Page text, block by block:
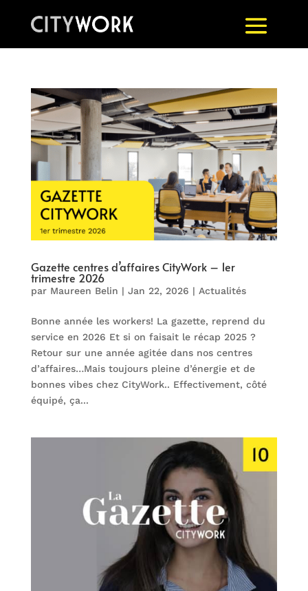
Gazette centres d’affaires CityWork – 1er
trimestre 2026
par Maureen Belin | Jan 22, 2026 | Actualités
Bonne année les workers! La gazette, reprend du
service en 2026 Et si on faisait le récap 2025 ?
Retour sur une année agitée dans nos centres
d’affaires…Mais toujours pleine d’énergie et de
bonnes vibes chez CityWork.. Effectivement, côté
équipé, ça...